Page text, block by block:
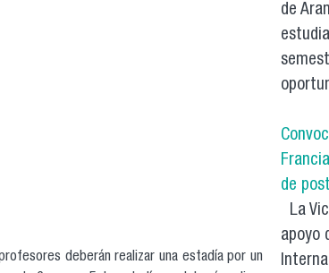
deberán realizar una estadía por un
de
de
La
apoyo